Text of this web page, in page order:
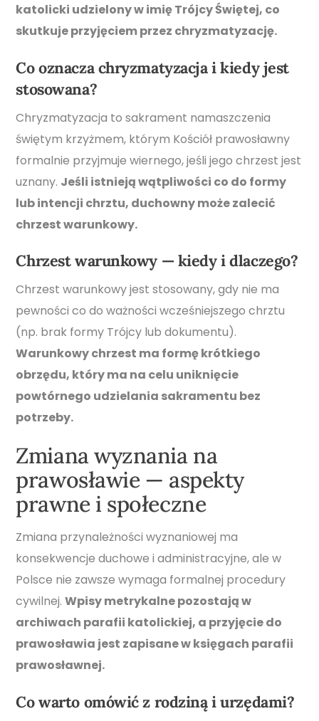
katolicki udzielony w imię Trójcy Świętej, co
skutkuje przyjęciem przez chryzmatyzację.
Co oznacza chryzmatyzacja i kiedy jest
stosowana?
Chryzmatyzacja to sakrament namaszczenia
świętym krzyżmem, którym Kościół prawosławny
formalnie przyjmuje wiernego, jeśli jego chrzest jest
uznany. Jeśli istnieją wątpliwości co do formy
lub intencji chrztu, duchowny może zalecić
chrzest warunkowy.
Chrzest warunkowy — kiedy i dlaczego?
Chrzest warunkowy jest stosowany, gdy nie ma
pewności co do ważności wcześniejszego chrztu
(np. brak formy Trójcy lub dokumentu).
Warunkowy chrzest ma formę krótkiego
obrzędu, który ma na celu uniknięcie
powtórnego udzielania sakramentu bez
potrzeby.
Zmiana wyznania na
prawosławie — aspekty
prawne i społeczne
Zmiana przynależności wyznaniowej ma
konsekwencje duchowe i administracyjne, ale w
Polsce nie zawsze wymaga formalnej procedury
cywilnej.Wpisy metrykalne pozostają w
archiwach parafii katolickiej, a przyjęcie do
prawosławia jest zapisane w księgach parafii
prawosławnej.
Co warto omówić z rodziną i urzędami?